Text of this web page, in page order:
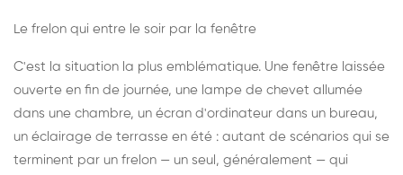
Le frelon qui entre le soir par la fenêtre
C'est la situation la plus emblématique. Une fenêtre laissée
ouverte en fin de journée, une lampe de chevet allumée
dans une chambre, un écran d'ordinateur dans un bureau,
un éclairage de terrasse en été : autant de scénarios qui se
terminent par un frelon — un seul, généralement — qui